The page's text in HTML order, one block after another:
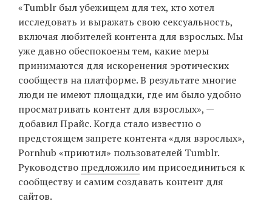
«Tumblr был убежищем для тех, кто хотел
исследовать и выражать свою сексуальность,
включая любителей контента для взрослых. Мы
уже давно обеспокоены тем, какие меры
принимаются для искоренения эротических
сообществ на платформе. В результате многие
люди не имеют площадки, где им было удобно
просматривать контент для взрослых», —
добавил Прайс. Когда стало известно о
предстоящем запрете контента «для взрослых»,
Pornhub «приютил» пользователей Tumblr.
Руководство предложило им присоединиться к
сообществу и самим создавать контент для
сайтов.